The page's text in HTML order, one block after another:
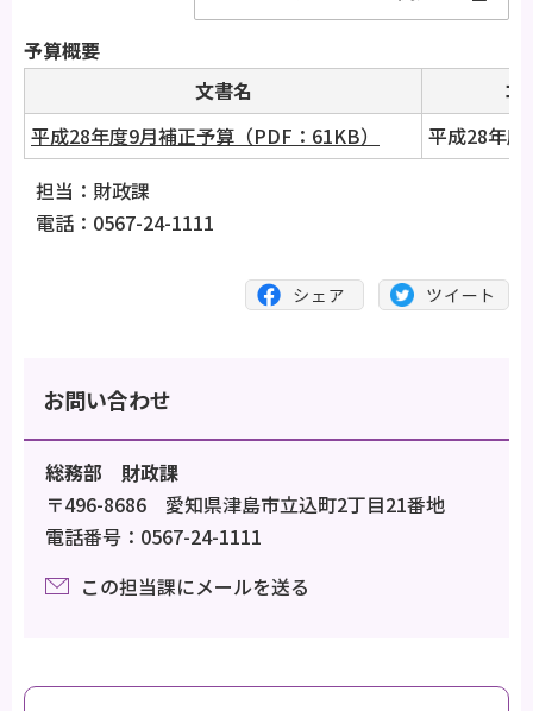
予算概要
文書名
コ
平成28年度9月補正予算（PDF：61KB）
平成28年度
担当：財政課
電話：0567-24-1111
お問い合わせ
総務部 財政課
〒496-8686 愛知県津島市立込町2丁目21番地
電話番号：0567-24-1111
この担当課にメールを送る